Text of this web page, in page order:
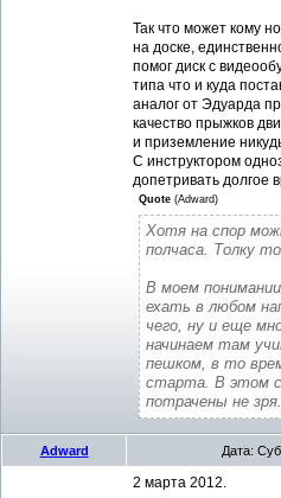
Так что может кому
на доске,
помог диск с
типа что и куда
аналог от Эдуарда
качество прыжков
и приземление
С инструктором
допетривать долгое
Quote (Adward)
Хотя на спор
полчаса. Толку
В моем
ехать в любом
чего, ну и еще
начинаем там
пешком, в то
старта. В этом
потрачены не зря.
Adward Дата:
2 марта 2012.